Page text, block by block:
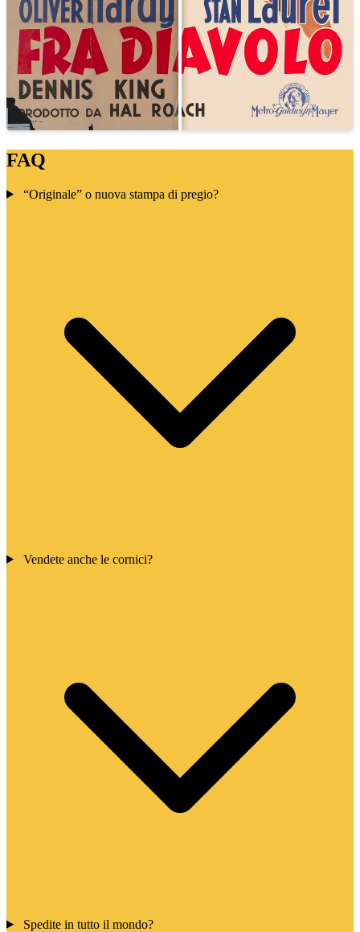
FAQ
“Originale” o nuova stampa di pregio?
Vendete anche le cornici?
Spedite in tutto il mondo?